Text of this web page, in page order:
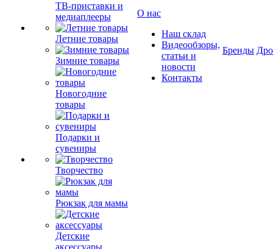
ТВ-приставки и
медиаплееры
Летние товары
Зимние товары
Новогодние
товары
Подарки и
сувениры
Творчество
Рюкзак для мамы
Детские
аксессуары
О нас
Наш склад
Видеообзоры,
статьи и
новости
Контакты
Бренды